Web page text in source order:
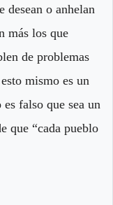
desean o anhelan
más los que
de problemas
mismo es un
falso que sea un
que “cada pueblo